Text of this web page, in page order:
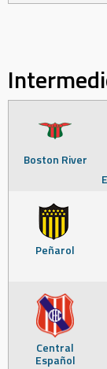
Boston River
Peñarol
Central
Español